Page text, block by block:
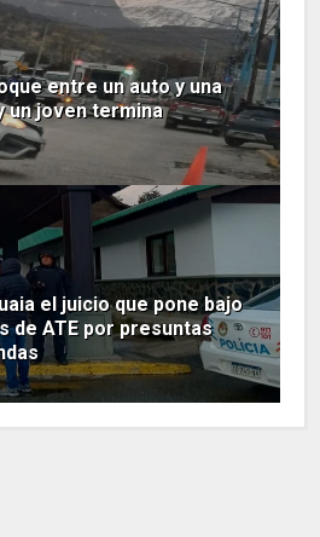
entre un auto y una
un joven termina
el juicio que pone bajo
de ATE por presuntas